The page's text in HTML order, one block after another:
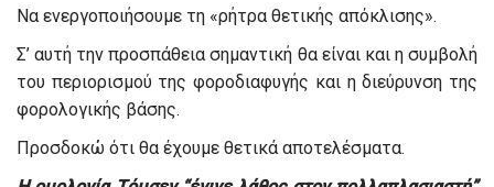
Να ενεργοποιήσουμε τη «ρήτρα θετικής απόκλισης».
Σ’ αυτή την προσπάθεια σημαντική θα είναι και η συμβολή
του περιορισμού της φοροδιαφυγής και η διεύρυνση της
φορολογικής βάσης.
Προσδοκώ ότι θα έχουμε θετικά αποτελέσματα.